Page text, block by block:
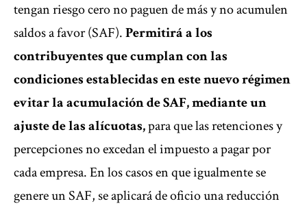
tengan riesgo cero no paguen de más y no acumulen
saldos a favor (SAF).Permitirá a los
contribuyentes que cumplan con las
condiciones establecidas en este nuevo régimen
evitar la acumulación de SAF, mediante un
ajuste de las alícuotas,para que las retenciones y
percepciones no excedan el impuesto a pagar por
cada empresa. En los casos en que igualmente se
genere un SAF, se aplicará de oficio una reducción